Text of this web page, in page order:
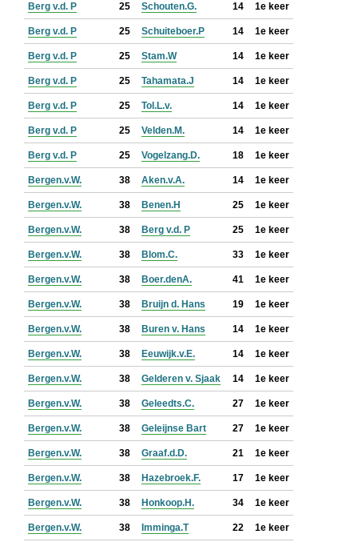
Berg v.d. P 25 Schouten.G. 14 1e keer
Berg v.d. P 25 Schuiteboer.P 14 1e keer
Berg v.d. P 25 Stam.W 14 1e keer
Berg v.d. P 25 Tahamata.J 14 1e keer
Berg v.d. P 25 Tol.L.v. 14 1e keer
Berg v.d. P 25 Velden.M. 14 1e keer
Berg v.d. P 25 Vogelzang.D. 18 1e keer
Bergen.v.W. 38 Aken.v.A. 14 1e keer
Bergen.v.W. 38 Benen.H 25 1e keer
Bergen.v.W. 38 Berg v.d. P 25 1e keer
Bergen.v.W. 38 Blom.C. 33 1e keer
Bergen.v.W. 38 Boer.denA. 41 1e keer
Bergen.v.W. 38 Bruijn d. Hans 19 1e keer
Bergen.v.W. 38 Buren v. Hans 14 1e keer
Bergen.v.W. 38 Eeuwijk.v.E. 14 1e keer
Bergen.v.W. 38 Gelderen v. Sjaak 14 1e keer
Bergen.v.W. 38 Geleedts.C. 27 1e keer
Bergen.v.W. 38 Geleijnse Bart 27 1e keer
Bergen.v.W. 38 Graaf.d.D. 21 1e keer
Bergen.v.W. 38 Hazebroek.F. 17 1e keer
Bergen.v.W. 38 Honkoop.H. 34 1e keer
Bergen.v.W. 38 Imminga.T 22 1e keer